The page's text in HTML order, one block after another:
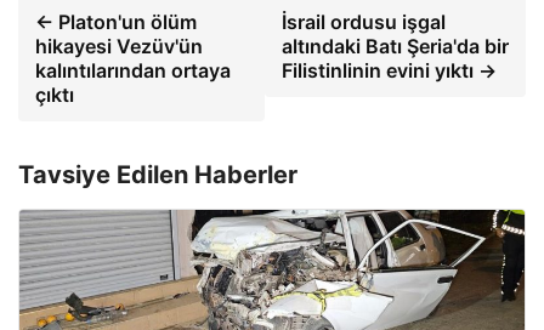
← Platon'un ölüm
hikayesi Vezüv'ün
kalıntılarından ortaya
çıktı
İsrail ordusu işgal
altındaki Batı Şeria'da bir
Filistinlinin evini yıktı →
Tavsiye Edilen Haberler